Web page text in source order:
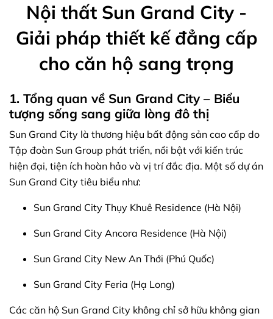
Nội thất Sun Grand City -
Giải pháp thiết kế đẳng cấp
cho căn hộ sang trọng
1. Tổng quan về Sun Grand City – Biểu
tượng sống sang giữa lòng đô thị
Sun Grand City là thương hiệu bất động sản cao cấp do
Tập đoàn Sun Group phát triển, nổi bật với kiến trúc
hiện đại, tiện ích hoàn hảo và vị trí đắc địa. Một số dự án
Sun Grand City tiêu biểu như:
Sun Grand City Thụy Khuê Residence (Hà Nội)
Sun Grand City Ancora Residence (Hà Nội)
Sun Grand City New An Thới (Phú Quốc)
Sun Grand City Feria (Hạ Long)
Các căn hộ Sun Grand City không chỉ sở hữu không gian